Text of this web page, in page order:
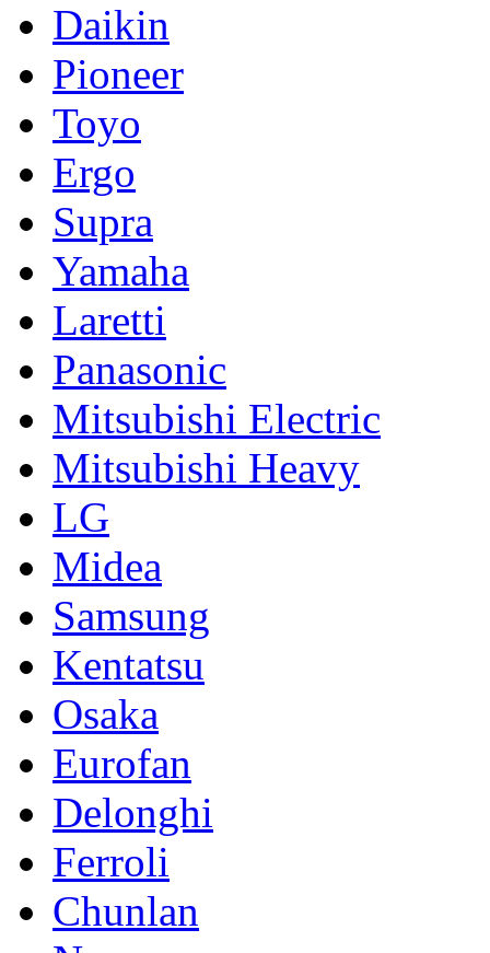
Daikin
Pioneer
Toyo
Ergo
Supra
Yamaha
Laretti
Panasonic
Mitsubishi Electric
Mitsubishi Heavy
LG
Midea
Samsung
Kentatsu
Osaka
Eurofan
Delonghi
Ferroli
Chunlan